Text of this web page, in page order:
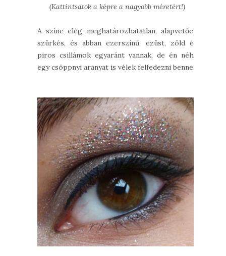
(Kattintsatok a képre a nagyobb méretért!)
A színe elég meghatározhatatlan, alapvetően
szürkés, és abban ezerszínű, ezüst, zöld és
piros csillámok egyaránt vannak, de én néha
egy csöppnyi aranyat is vélek felfedezni benne.